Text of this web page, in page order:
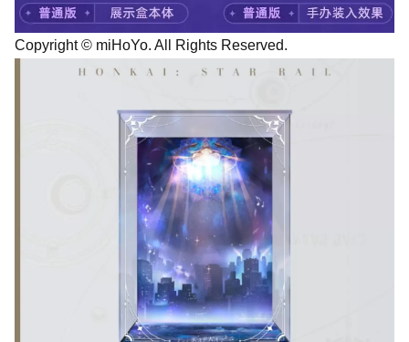
Copyright © miHoYo. All Rights Reserved.